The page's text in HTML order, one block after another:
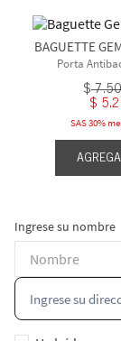
BAGUETTE
Porta
$ 7.50
$ 5.
SAS 30%
Ingrese su nombre